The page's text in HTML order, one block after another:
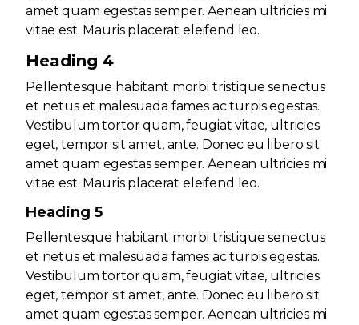
amet quam egestas semper. Aenean ultricies mi
vitae est. Mauris placerat eleifend leo.
Heading 4
Pellentesque habitant morbi tristique senectus
et netus et malesuada fames ac turpis egestas.
Vestibulum tortor quam, feugiat vitae, ultricies
eget, tempor sit amet, ante. Donec eu libero sit
amet quam egestas semper. Aenean ultricies mi
vitae est. Mauris placerat eleifend leo.
Heading 5
Pellentesque habitant morbi tristique senectus
et netus et malesuada fames ac turpis egestas.
Vestibulum tortor quam, feugiat vitae, ultricies
eget, tempor sit amet, ante. Donec eu libero sit
amet quam egestas semper. Aenean ultricies mi